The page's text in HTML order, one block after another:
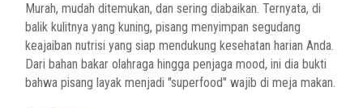
Murah, mudah ditemukan, dan sering diabaikan. Ternyata, di
balik kulitnya yang kuning, pisang menyimpan segudang
keajaiban nutrisi yang siap mendukung kesehatan harian Anda.
Dari bahan bakar olahraga hingga penjaga mood, ini dia bukti
bahwa pisang layak menjadi "superfood" wajib di meja makan.